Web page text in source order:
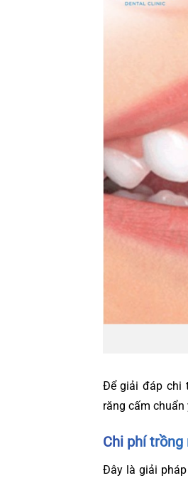
Để giải đáp chi
răng cấm
Chi phí trồng
Đây là giải